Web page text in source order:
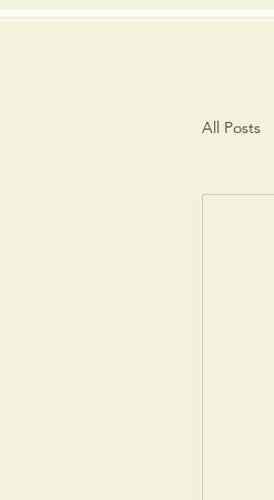
All Posts